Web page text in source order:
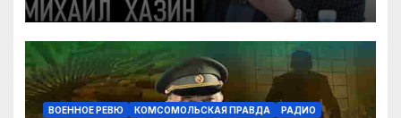
ВОЕННОЕ РЕВЮ КОМСОМОЛЬСКАЯ ПРАВДА РАДИО